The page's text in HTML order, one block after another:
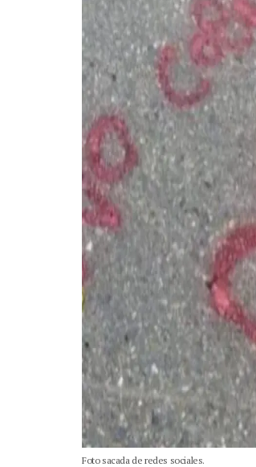
Foto sacada de redes sociales.